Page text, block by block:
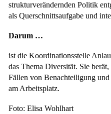
strukturverändernden Politik
als Querschnittsaufgabe und
Darum …
ist die Koordinationsstelle
das Thema Diversität. Sie
Fällen von Benachteiligung
am Arbeitsplatz.
Foto: Elisa Wohlhart